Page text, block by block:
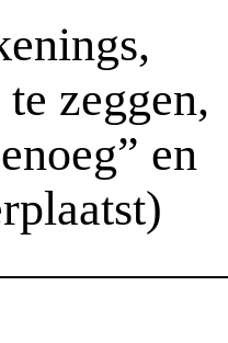
zeggen,
en